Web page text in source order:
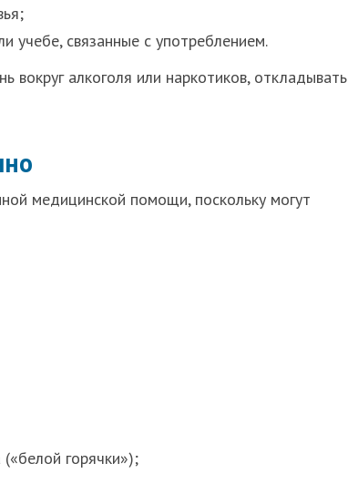
учебе, связанные с употреблением.
вокруг алкоголя или наркотиков, откладывать
медицинской помощи, поскольку могут
(«белой горячки»);